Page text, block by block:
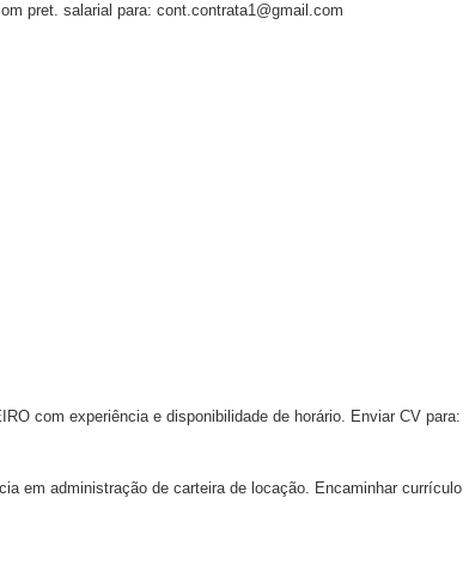
pret. salarial para: cont.contrata1@gmail.com
com experiência e disponibilidade de horário. Enviar CV para:
em administração de carteira de locação. Encaminhar currículo